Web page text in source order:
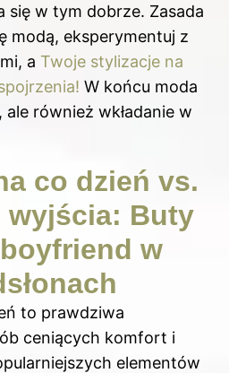
się w tym dobrze. Zasada
modą, eksperymentuj z
a Twoje stylizacje na
W końcu moda
również wkładanie w
co dzień vs.
wyjścia: Buty
w
to prawdziwa
ceniących komfort i
elementów